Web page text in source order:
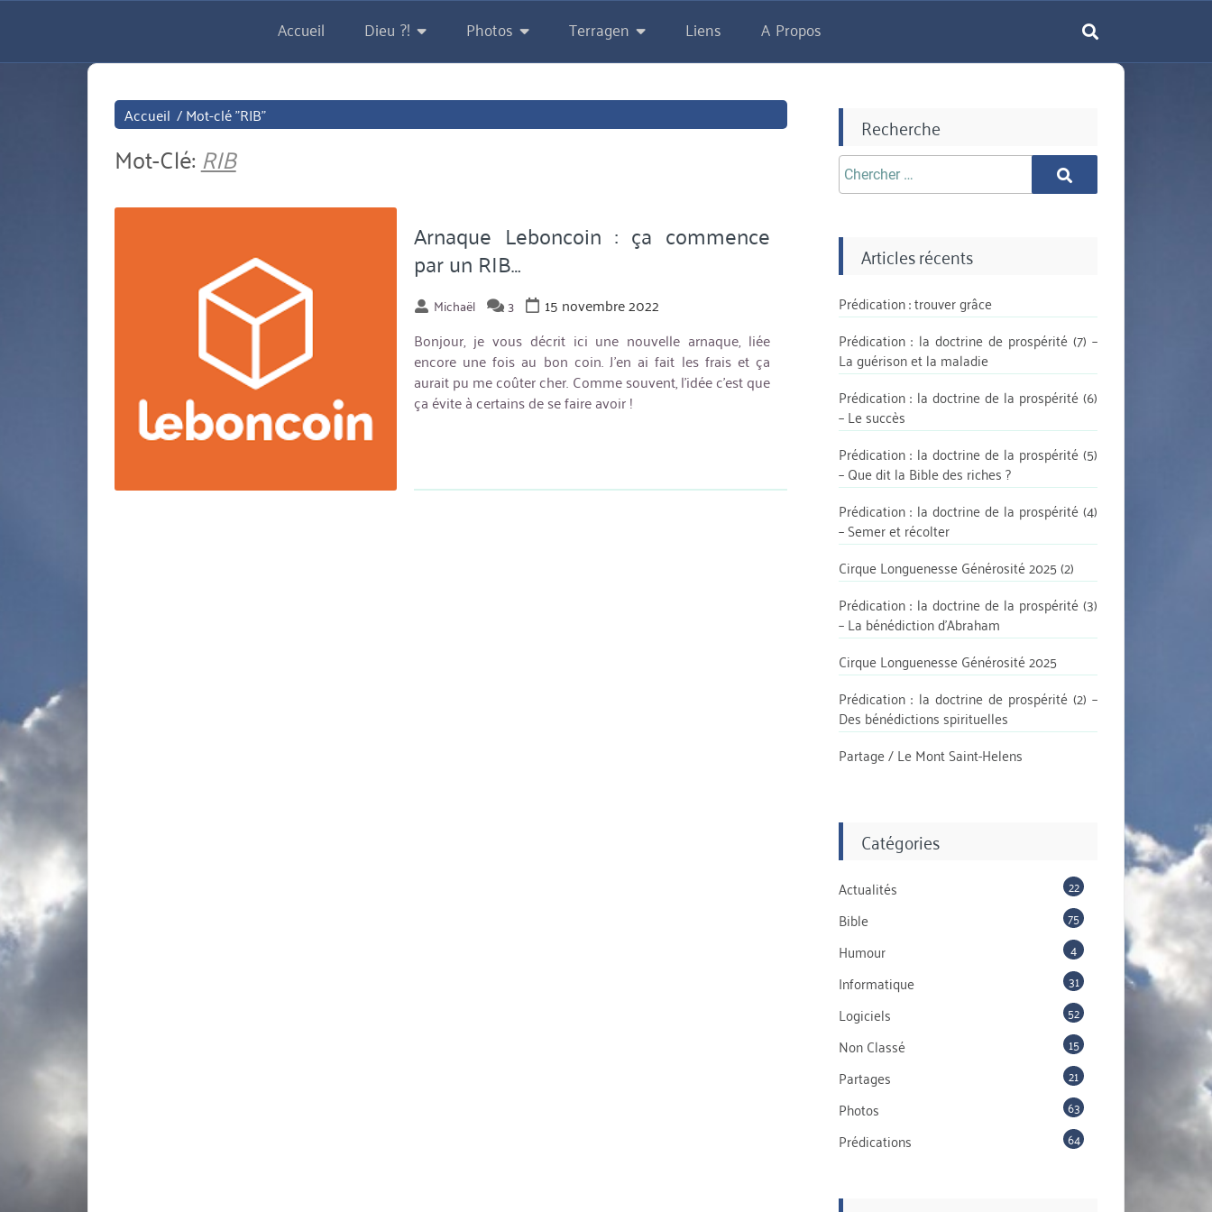
au
Accueil Dieu ?! Photos Terragen Liens A Propos
Accueil /Mot-clé "RIB"
Mot-Clé: RIB
Arnaque Leboncoin : ça commence
par un RIB…
Michaël 3
15 novembre 2022
Bonjour, je vous décrit ici une nouvelle arnaque, liée
encore une fois au bon coin. J’en ai fait les frais et ça
aurait pu me coûter cher. Comme souvent, l’idée c’est que
ça évite à certains de se faire avoir !
Recherche
Chercher
aprè:
Chercher
Articles récents
Prédication : trouver grâce
Prédication : la doctrine de prospérité (7) –
La guérison et la maladie
Prédication : la doctrine de la prospérité (6)
– Le succès
Prédication : la doctrine de la prospérité (5)
– Que dit la Bible des riches ?
Prédication : la doctrine de la prospérité (4)
– Semer et récolter
Cirque Longuenesse Générosité 2025 (2)
Prédication : la doctrine de la prospérité (3)
– La bénédiction d’Abraham
Cirque Longuenesse Générosité 2025
Prédication : la doctrine de prospérité (2) –
Des bénédictions spirituelles
Partage / Le Mont Saint-Helens
Catégories
Actualités 22
Bible 75
Humour 4
Informatique 31
Logiciels 52
Non Classé 15
Partages 21
Photos 63
Prédications 64